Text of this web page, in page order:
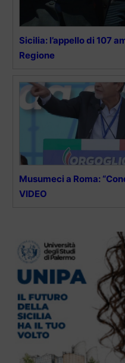
Sicilia: l’appello di 107
Regione
Musumeci a Roma:
VIDEO